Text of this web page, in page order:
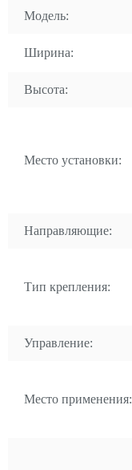
Модель:
Ширина:
Высота:
Место установки:
Направляющие:
Тип крепления:
Управление:
Место применения: